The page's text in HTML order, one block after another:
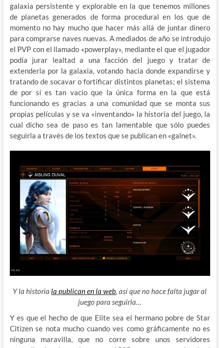
galaxia persistente y explorable en la que tenemos millones
de planetas generados de forma procedural en los que de
momento no hay mucho que hacer más allá de juntar dinero
para comprarse naves nuevas. A mediados de año se introdujo
el PVP con el llamado «powerplay», mediante el que el jugador
podía jurar lealtad a una facción del juego y tratar de
extenderla por la galaxia, votando hacia donde expandirse y
tratando de socavar o fortificar distintos planetas; el sistema
de por sí es tan vacio que la única forma en la que está
funcionando es gracias a una comunidad que se monta sus
propias películas y se va «inventando» la historia del juego, la
cual dicho sea de paso es tan lamentable que sólo puedes
seguirla a través de los textos que se publican en «galnet».
Y la historiala publican en la web, así que no hace falta jugar al
juego para seguirla…
Y es que el hecho de que Elite sea el hermano pobre de Star
Citizen se nota mucho cuando ves como gráficamente no es
ninguna maravilla, que no corre sobre unos servidores